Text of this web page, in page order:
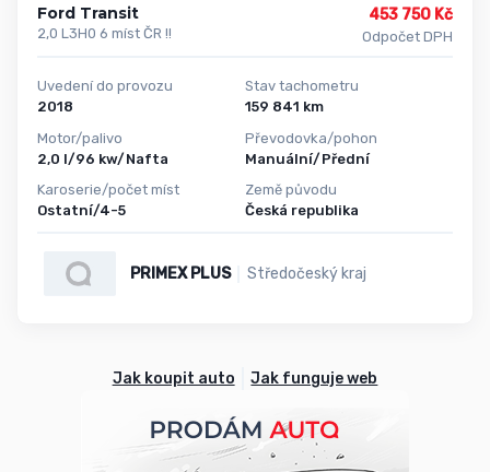
Ford Transit
2,0 L3H0 6 míst ČR !!
453 750 Kč
Odpočet DPH
Uvedení do provozu
2018
Motor/palivo
2,0 l/96 kw/Nafta
Karoserie/počet míst
Ostatní/4-5
Stav tachometru
159 841 km
Převodovka/pohon
Manuální/Přední
Země původu
Česká republika
PRIMEX PLUS Středočeský kraj
Jak koupit auto Jak funguje web